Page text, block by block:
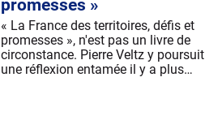
promesses »
« La France des territoires, défis et
promesses », n'est pas un livre de
circonstance. Pierre Veltz y poursuit
une réflexion entamée il y a plus…